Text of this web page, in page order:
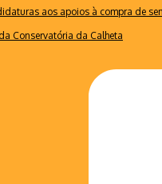
aos apoios à compra de
Conservatória da Calheta